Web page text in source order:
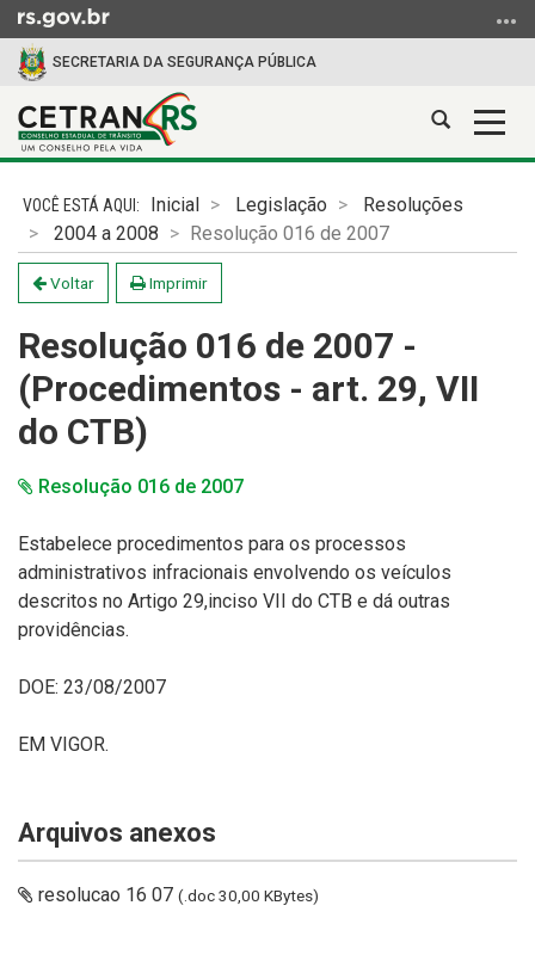
para
para
menu
para
busca
SECRETARIA DA SEGURANÇA PÚBLICA
Abrir
conteúdo
Inicial Legislação
Resoluções
2004 a 2008
Resolução 016 de 2007
Voltar Imprimir
Resolução 016 de 2007 -
(Procedimentos - art. 29, VII
do CTB)
Resolução 016 de 2007
Estabelece procedimentos para os processos
administrativos infracionais envolvendo os veículos
descritos no Artigo 29,inciso VII do CTB e dá outras
providências.
DOE: 23/08/2007
EM VIGOR.
Arquivos anexos
resolucao 16 07 (.doc 30,00 KBytes)